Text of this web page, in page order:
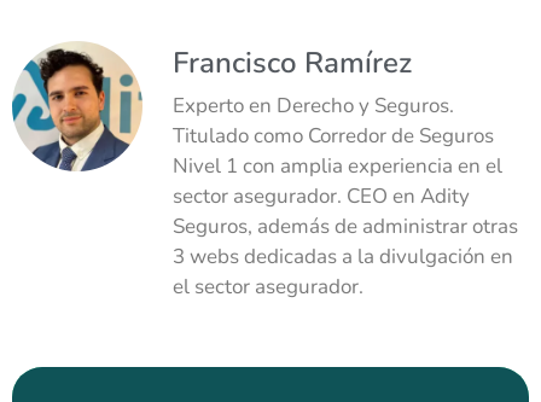
Francisco Ramírez
Experto en Derecho y Seguros.
Titulado como Corredor de Seguros
Nivel 1 con amplia experiencia en el
sector asegurador. CEO en Adity
Seguros, además de administrar otras
3 webs dedicadas a la divulgación en
el sector asegurador.